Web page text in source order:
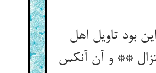
این بود تاویل اهل
** و آن آنکس